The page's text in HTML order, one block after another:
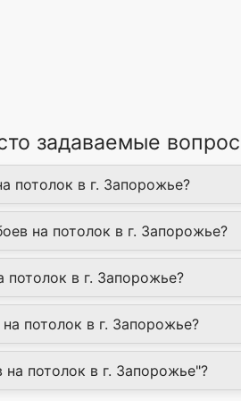
задаваемые
потолок в г. Запорожье?
на потолок в г. Запорожье?
в г. Запорожье?
потолок в г. Запорожье?
потолок в г. Запорожье"?